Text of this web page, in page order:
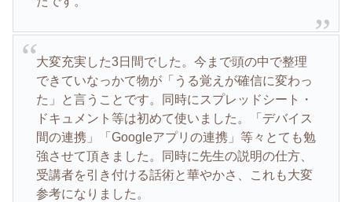
大変充実した3日間でした。今まで頭の中で整理
できていなっかて物が「うる覚えが確信に変わっ
た」と言うことです。同時にスプレッドシート・
ドキュメント等は初めて使いました。「デバイス
間の連携」「Googleアプリの連携」等々とても勉
強させて頂きました。同時に先生の説明の仕方、
受講者を引き付ける話術と華やかさ、これも大変
参考になりました。